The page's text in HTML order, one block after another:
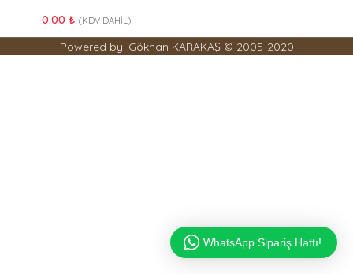
0.00 ₺ (KDV DAHİL)
Powered by: Gökhan KARAKAŞ © 2005-2020
WhatsApp Sipariş Hattı!